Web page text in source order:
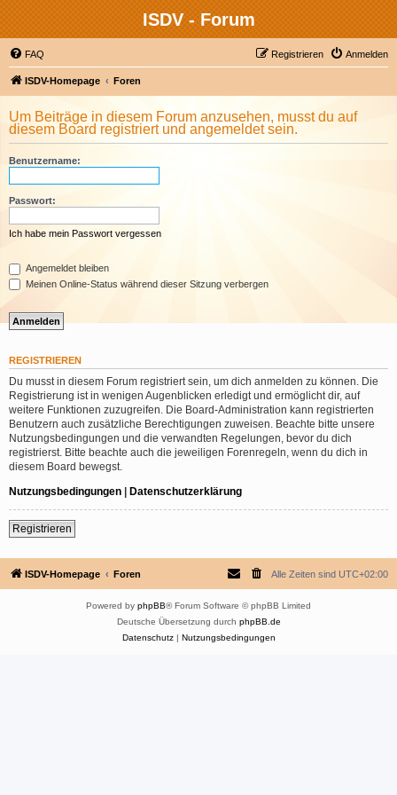
ISDV - Forum
FAQ Anmelden
Registrieren
ISDV-Homepage Foren
Um Beiträge in diesem Forum anzusehen, musst du auf
diesem Board registriert und angemeldet sein.
Benutzername:
Passwort:
Ich habe mein Passwort vergessen
Angemeldet bleiben
Meinen Online-Status während dieser Sitzung verbergen
REGISTRIEREN
Du musst in diesem Forum registriert sein, um dich anmelden zu können. Die
Registrierung ist in wenigen Augenblicken erledigt und ermöglicht dir, auf
weitere Funktionen zuzugreifen. Die Board-Administration kann registrierten
Benutzern auch zusätzliche Berechtigungen zuweisen. Beachte bitte unsere
Nutzungsbedingungen und die verwandten Regelungen, bevor du dich
registrierst. Bitte beachte auch die jeweiligen Forenregeln, wenn du dich in
diesem Board bewegst.
Nutzungsbedingungen | Datenschutzerklärung
Registrieren
ISDV-Homepage Foren Alle Zeiten sind UTC+02:00
Powered by phpBB® Forum Software © phpBB Limited
Deutsche Übersetzung durch phpBB.de
Datenschutz| Nutzungsbedingungen